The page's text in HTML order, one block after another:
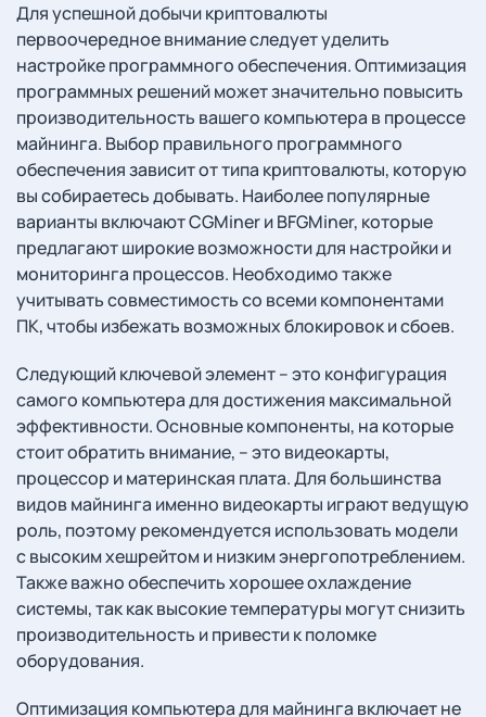
Для успешной добычи криптовалюты
первоочередное внимание следует уделить
настройке программного обеспечения. Оптимизация
программных решений может значительно повысить
производительность вашего компьютера в процессе
майнинга. Выбор правильного программного
обеспечения зависит от типа криптовалюты, которую
вы собираетесь добывать. Наиболее популярные
варианты включают CGMiner и BFGMiner, которые
предлагают широкие возможности для настройки и
мониторинга процессов. Необходимо также
учитывать совместимость со всеми компонентами
ПК, чтобы избежать возможных блокировок и сбоев.
Следующий ключевой элемент – это конфигурация
самого компьютера для достижения максимальной
эффективности. Основные компоненты, на которые
стоит обратить внимание, – это видеокарты,
процессор и материнская плата. Для большинства
видов майнинга именно видеокарты играют ведущую
роль, поэтому рекомендуется использовать модели
с высоким хешрейтом и низким энергопотреблением.
Также важно обеспечить хорошее охлаждение
системы, так как высокие температуры могут снизить
производительность и привести к поломке
оборудования.
Оптимизация компьютера для майнинга включает не